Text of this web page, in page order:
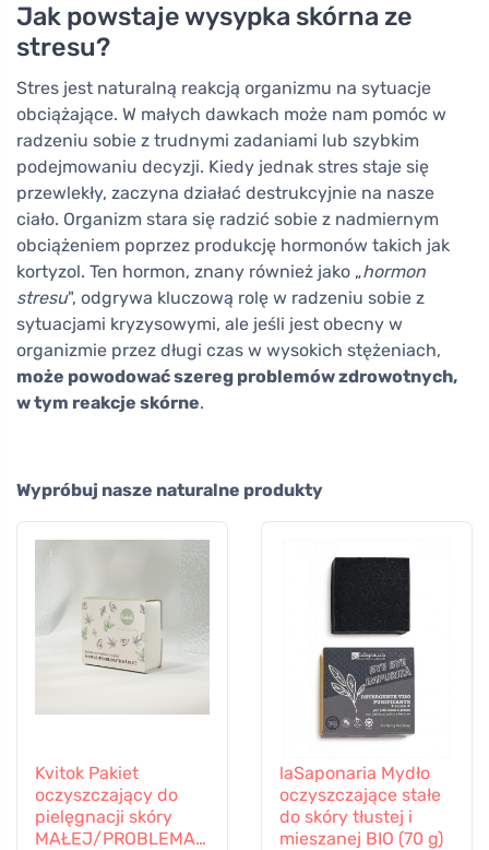
Jak powstaje wysypka skórna ze
stresu?
Stres jest naturalną reakcją organizmu na sytuacje
obciążające. W małych dawkach może nam pomóc w
radzeniu sobie z trudnymi zadaniami lub szybkim
podejmowaniu decyzji. Kiedy jednak stres staje się
przewlekły, zaczyna działać destrukcyjnie na nasze
ciało. Organizm stara się radzić sobie z nadmiernym
obciążeniem poprzez produkcję hormonów takich jak
kortyzol. Ten hormon, znany również jako „hormon
stresu", odgrywa kluczową rolę w radzeniu sobie z
sytuacjami kryzysowymi, ale jeśli jest obecny w
organizmie przez długi czas w wysokich stężeniach,
może powodować szereg problemów zdrowotnych,
w tym reakcje skórne.
Wypróbuj nasze naturalne produkty
Kvitok Pakiet
oczyszczający do
pielęgnacji skóry
MAŁEJ/PROBLEMAT
laSaponaria Mydło
oczyszczające stałe
do skóry tłustej i
mieszanej BIO (70 g)